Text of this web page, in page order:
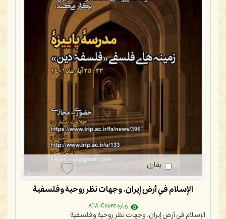
يقارن
الإسلام في أرض إيران. وجهات نظر روحية وفلسفية
زيارة Count: ٨٦٨
الإسلام في أرض إيران. وجهات نظر روحية وفلسفية